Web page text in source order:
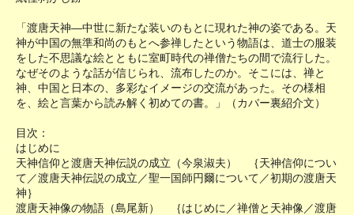
「渡唐天神―中世に新たな装いのもとに現れた神の姿である。天
神が中国の無準和尚のもとへ参禅したという物語は、道士の服装
をした不思議な絵とともに室町時代の禅僧たちの間で流行した。
なぜそのような話が信じられ、流布したのか。そこには、禅と
神、中国と日本の、多彩なイメージの交流があった。その様相
を、絵と言葉から読み解く初めての書。」（カバー裏紹介文）
目次：
はじめに
天神信仰と渡唐天神伝説の成立（今泉淑夫） ｛天神信仰につい
て／渡唐天神伝説の成立／聖一国師円爾について／初期の渡唐天
神｝
渡唐天神像の物語（島尾新） ｛はじめに／禅僧と天神像／渡唐